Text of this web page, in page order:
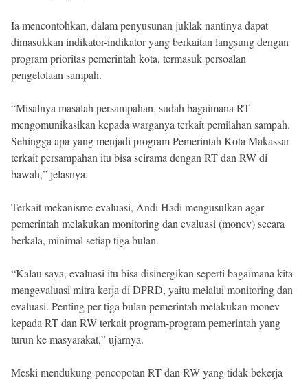
Ia mencontohkan, dalam penyusunan juklak nantinya dapat
dimasukkan indikator-indikator yang berkaitan langsung dengan
program prioritas pemerintah kota, termasuk persoalan
pengelolaan sampah.
“Misalnya masalah persampahan, sudah bagaimana RT
mengomunikasikan kepada warganya terkait pemilahan sampah.
Sehingga apa yang menjadi program Pemerintah Kota Makassar
terkait persampahan itu bisa seirama dengan RT dan RW di
bawah,” jelasnya.
Terkait mekanisme evaluasi, Andi Hadi mengusulkan agar
pemerintah melakukan monitoring dan evaluasi (monev) secara
berkala, minimal setiap tiga bulan.
“Kalau saya, evaluasi itu bisa disinergikan seperti bagaimana kita
mengevaluasi mitra kerja di DPRD, yaitu melalui monitoring dan
evaluasi. Penting per tiga bulan pemerintah melakukan monev
kepada RT dan RW terkait program-program pemerintah yang
turun ke masyarakat,” ujarnya.
Meski mendukung pencopotan RT dan RW yang tidak bekerja